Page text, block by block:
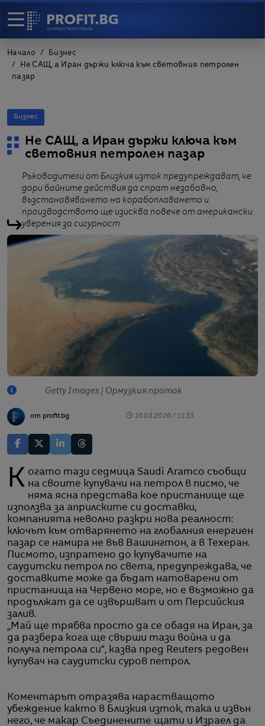
Начало
Бизнес
Не САЩ, а Иран държи ключа към световния петролен
пазар
Бизнес
Не САЩ, а Иран държи ключа към
световния петролен пазар
Ръководители от Близкия изток предупреждават, че
дори бойните действия да спрат незабавно,
възстановяването на корабоплаването и
производството ще изисква повече от американски
уверения за сигурност
Getty Images | Ормузкия проток
от profit.bg 16.03.2026 / 11:33
Когато тази седмица Saudi Aramco съобщи на своите купувачи на петрол в писмо, че
няма ясна представа кое пристанище ще
използва за априлските си доставки,
компанията неволно разкри нова реалност:
ключът към отварянето на глобалния енергиен
пазар се намира не във Вашингтон, а в Техеран.
Писмото, изпратено до купувачите на
саудитски петрол по света, предупреждава, че
доставките може да бъдат натоварени от
пристанища на Червено море, но е възможно да
продължат да се извършват и от Персийския
залив.
„Май ще трябва просто да се обадя на Иран, за
да разбера кога ще свърши тази война и да
получа петрола си“, казва пред Reuters редовен
купувач на саудитски суров петрол.
Коментарът отразява нарастващото
убеждение както в Близкия изток, така и извън
него, че макар Съединените щати и Израел да